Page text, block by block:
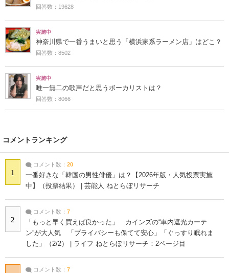
回答数：19628
実施中
神奈川県で一番うまいと思う「横浜家系ラーメン店」はどこ？
回答数：8502
実施中
唯一無二の歌声だと思うボーカリストは？
回答数：8066
コメントランキング
1
コメント数： 20
一番好きな「韓国の男性俳優」は？【2026年版・人気投票実施
中】（投票結果） | 芸能人 ねとらぼリサーチ
2
コメント数： 7
「もっと早く買えば良かった」 カインズの“車内遮光カーテ
ン”が大人気 「プライバシーも保てて安心」「ぐっすり眠れま
した」（2/2） | ライフ ねとらぼリサーチ：2ページ目
コメント数： 7